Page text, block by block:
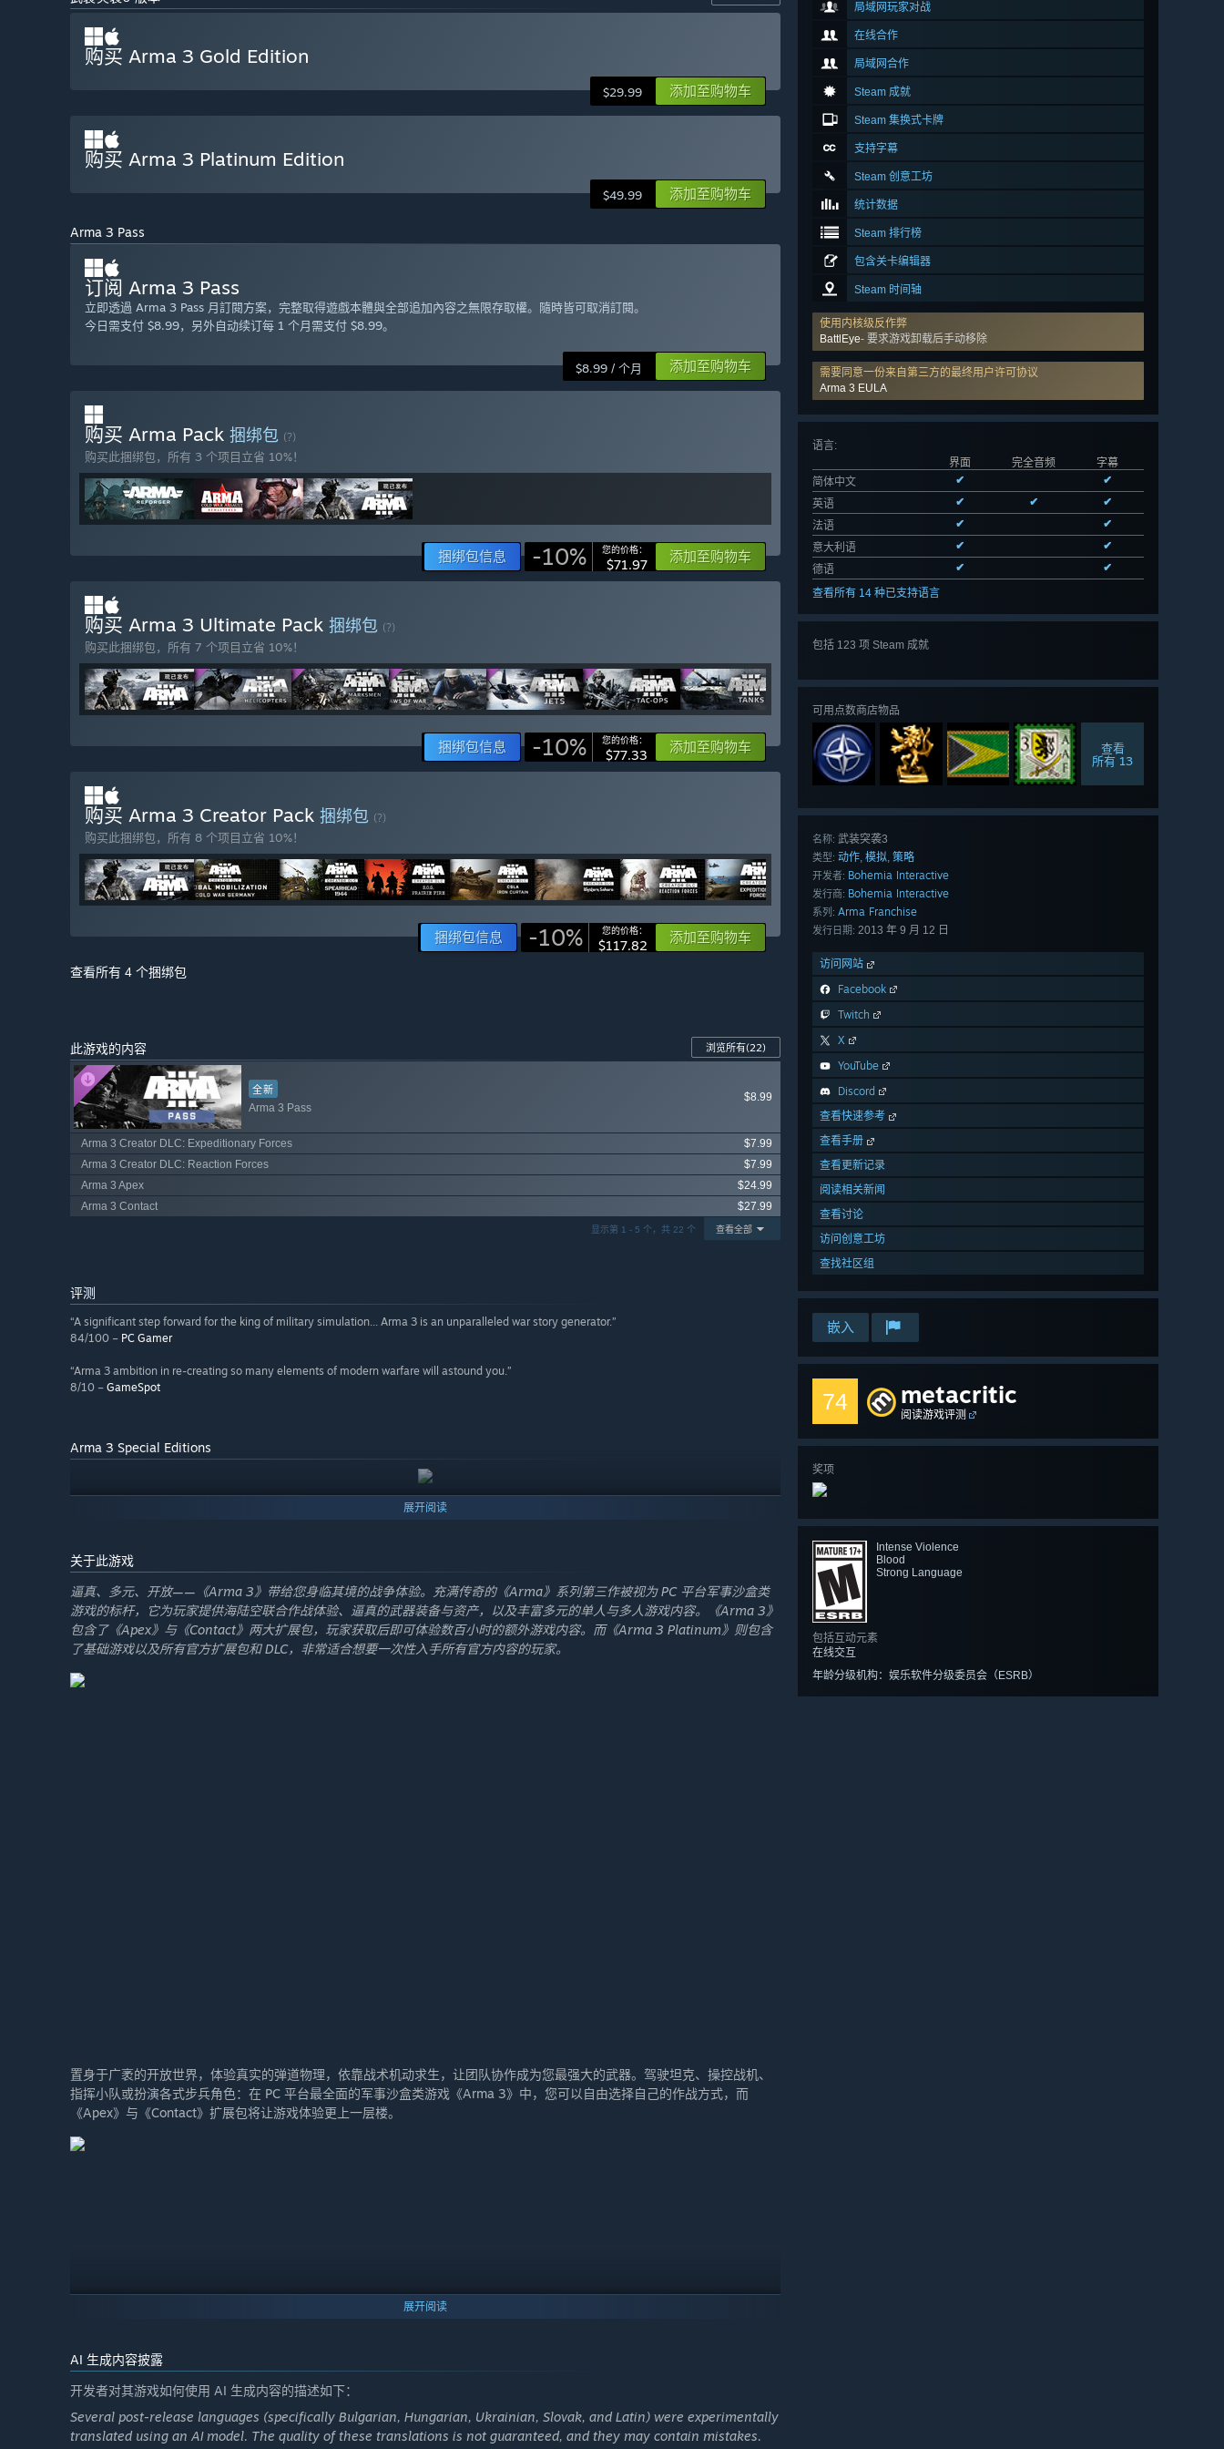
局域网玩家对战
在线合作
局域网合作
Steam 成就
Steam 集换式卡牌
支持字幕
Steam 创意工坊
统计数据
Steam 排行榜
包含关卡编辑器
Steam 时间轴
使用内核级反作弊
BattlEye- 要求游戏卸载后手动移除
需要同意一份来自第三方的最终用户许可协议
Arma 3 EULA
语言:
界面
完全音频
字幕
简体中文
✔
✔
英语
✔ ✔
✔
法语
✔
✔
意大利语
✔
✔
德语
✔
✔
查看所有 14 种已支持语言
包括 123 项 Steam 成就
可用点数商店物品
查看
所有 13
名称: 武装突袭3
类型: 动作, 模拟, 策略
开发者: Bohemia Interactive
发行商: Bohemia Interactive
系列: Arma Franchise
发行日期: 2013 年 9 月 12 日
访问网站
Facebook
Twitch
X
YouTube
Discord
查看快速参考
查看手册
查看更新记录
阅读相关新闻
查看讨论
访问创意工坊
查找社区组
嵌入
74 metacritic
阅读游戏评测
奖项
Intense Violence
Blood
Strong Language
包括互动元素
在线交互
年龄分级机构：娱乐软件分级委员会（ESRB）
购买 Arma 3 Gold Edition
$29.99 添加至购物车
购买 Arma 3 Platinum Edition
$49.99 添加至购物车
Arma 3 Pass
订阅 Arma 3 Pass
立即透過 Arma 3 Pass 月訂閱方案，完整取得遊戲本體與全部追加內容之無限存取權。隨時皆可取消訂閱。
今日需支付 $8.99，另外自动续订每 1 个月需支付 $8.99。
$8.99 / 个月 添加至购物车
购买 Arma Pack 捆绑包 (?)
购买此捆绑包，所有 3 个项目立省 10%！
捆绑包信息 -10% 您的价格：
$71.97 添加至购物车
购买 Arma 3 Ultimate Pack 捆绑包 (?)
购买此捆绑包，所有 7 个项目立省 10%！
捆绑包信息 -10% 您的价格：
$77.33 添加至购物车
购买 Arma 3 Creator Pack 捆绑包 (?)
购买此捆绑包，所有 8 个项目立省 10%！
捆绑包信息 -10% 您的价格：
$117.82 添加至购物车
查看所有 4 个捆绑包
此游戏的内容 浏览所有(22)
全新
Arma 3 Pass
$8.99
Arma 3 Creator DLC: Expeditionary Forces
$7.99
Arma 3 Creator DLC: Reaction Forces
$7.99
Arma 3 Apex
$24.99
Arma 3 Contact
$27.99
查看全部
显示第 1 - 5 个，共 22 个
评测
“A significant step forward for the king of military simulation... Arma 3 is an unparalleled war story generator.”
84/100 – PC Gamer
“Arma 3 ambition in re-creating so many elements of modern warfare will astound you.”
8/10 – GameSpot
Arma 3 Special Editions
展开阅读
关于此游戏
逼真、多元、开放——《Arma 3》带给您身临其境的战争体验。充满传奇的《Arma》系列第三作被视为 PC 平台军事沙盒类
游戏的标杆，它为玩家提供海陆空联合作战体验、逼真的武器装备与资产，以及丰富多元的单人与多人游戏内容。《Arma 3》
包含了《Apex》与《Contact》两大扩展包，玩家获取后即可体验数百小时的额外游戏内容。而《Arma 3 Platinum》则包含
了基础游戏以及所有官方扩展包和 DLC，非常适合想要一次性入手所有官方内容的玩家。
置身于广袤的开放世界，体验真实的弹道物理，依靠战术机动求生，让团队协作成为您最强大的武器。驾驶坦克、操控战机、
指挥小队或扮演各式步兵角色：在 PC 平台最全面的军事沙盒类游戏《Arma 3》中，您可以自由选择自己的作战方式，而
《Apex》与《Contact》扩展包将让游戏体验更上一层楼。
展开阅读
AI 生成内容披露
开发者对其游戏如何使用 AI 生成内容的描述如下：
Several post-release languages (specifically Bulgarian, Hungarian, Ukrainian, Slovak, and Latin) were experimentally
translated using an AI model. The quality of these translations is not guaranteed, and they may contain mistakes.